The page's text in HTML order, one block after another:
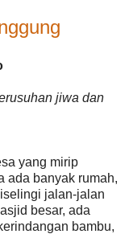
jiwa dan
yang mirip
ada banyak rumah,
jalan-jalan
besar, ada
bambu,